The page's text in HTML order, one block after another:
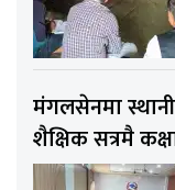
मंगलसेनमा
शैक्षिक सत्रमै